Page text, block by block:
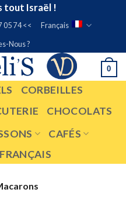
tout Israël !
05 74 <<
Français
Nous ?
0
CORBEILLES
CHOCOLATS
CAFÉS